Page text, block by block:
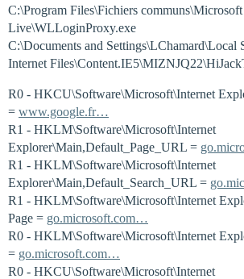
C:\Program Files\Fichiers
Live\WLLoginProxy.exe
C:\Documents and Settings\LChamard\Local
Internet
R0 - HKCU\Software\Microsoft\Internet
= www.google.fr…
R1 - HKLM\Software\Microsoft\Internet
Explorer\Main,Default_Page_URL =
R1 - HKLM\Software\Microsoft\Internet
Explorer\Main,Default_Search_URL =
R1 - HKLM\Software\Microsoft\Internet
Page = go.microsoft.com…
R0 - HKLM\Software\Microsoft\Internet
= go.microsoft.com…
R0 - HKCU\Software\Microsoft\Internet